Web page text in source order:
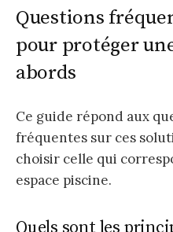
Questions
pour protéger
abords
Ce guide répond aux
fréquentes sur ces
choisir celle qui
espace piscine.